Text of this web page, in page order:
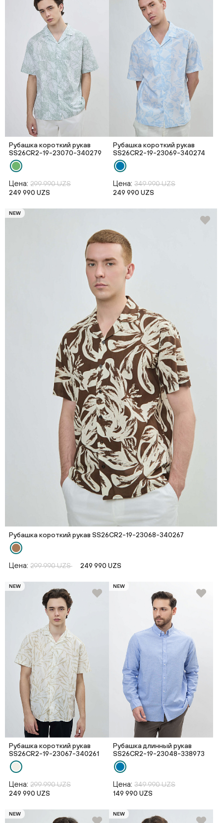
Рубашка короткий рукав
SS26CR2-19-23070-340279
Цена: 299 990 UZS
249 990 UZS
Рубашка короткий рукав
SS26CR2-19-23069-340274
Цена: 349 990 UZS
249 990 UZS
NEW
Рубашка короткий рукав SS26CR2-19-23068-340267
Цена: 299 990 UZS 249 990 UZS
NEW
Рубашка короткий рукав
SS26CR2-19-23067-340261
Цена: 299 990 UZS
249 990 UZS
NEW
Рубашка длинный рукав
SS26CR2-19-23048-338973
Цена: 349 990 UZS
149 990 UZS
NEW NEW